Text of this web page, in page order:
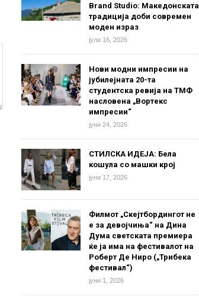
Brand Studio: Македонската
традиција доби современ
моден израз
јули 16, 2026
Нови модни импресии на
јубилејната 20-та
студентска ревија на ТМФ
насловена „Вортекс
импресии“
јуни 24, 2026
СТИЛСКА ИДЕЈА: Бела
кошула со машки крој
јуни 17, 2026
Филмот „Скејтбордингот не
е за девојчиња“ на Дина
Дума светската премиера
ќе ја има на фестивалот на
Роберт Де Ниро („Трибека
фестивал“)
јуни 1, 2026